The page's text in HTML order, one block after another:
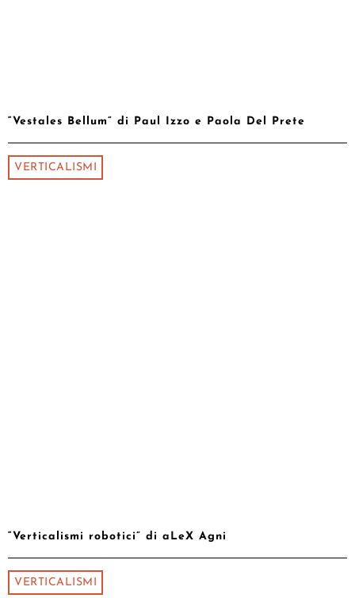
“Vestales Bellum” di Paul Izzo e Paola Del Prete
VERTICALISMI
“Verticalismi robotici” di aLeX Agni
VERTICALISMI